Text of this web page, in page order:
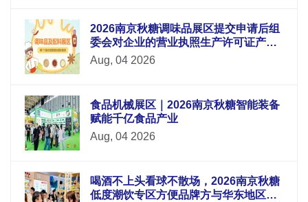
2026南京秋糖调味品展区提交申请后组
委会对企业的营业执照生产许可证产品
检测报告等材料进行审核
Aug, 04 2026
食品机械展区｜2026南京秋糖智能装备
赋能千亿食品产业
Aug, 04 2026
喝酒不上头看球不散场，2026南京秋糖
低度潮饮专区方便品牌方与华东地区酒